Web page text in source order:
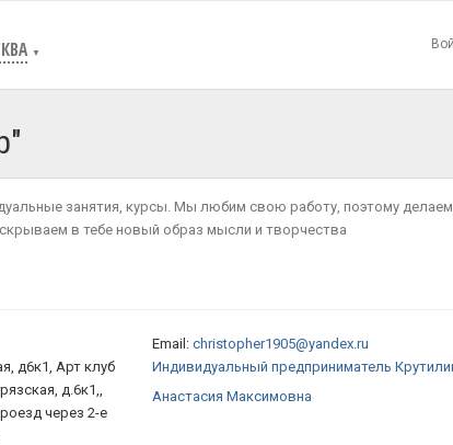
▼
занятия, курсы. Мы любим свою работу, поэтому
в тебе новый образ мысли и творчества
д6к1, Арт клуб
д.6к1,,
через 2-е
Email: christopher1905@yandex.ru
Индивидуальный предприниматель
Анастасия Максимовна